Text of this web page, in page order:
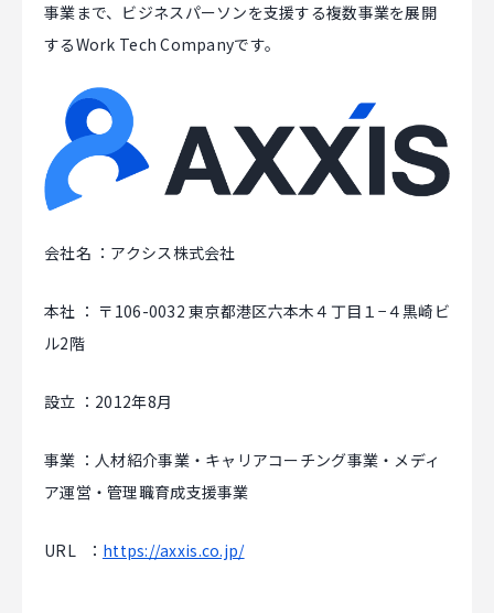
事業まで、ビジネスパーソンを支援する複数事業を展開
するWork Tech Companyです。
会社名 ：アクシス株式会社
本社 ： 〒106-0032 東京都港区六本木４丁目１−４黒崎ビ
ル2階
設立 ：2012年8月
事業 ：人材紹介事業・キャリアコーチング事業・メディ
ア運営・管理職育成支援事業
URL ： https://axxis.co.jp/